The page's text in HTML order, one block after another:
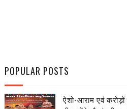
POPULAR POSTS
ऐशो-आराम एवं